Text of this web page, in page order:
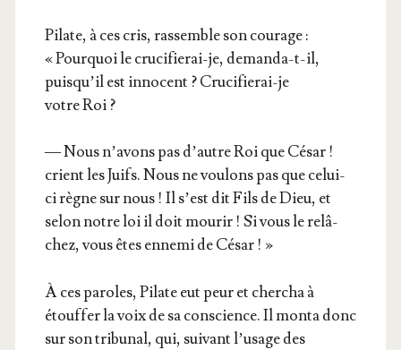
Pilate, à ces cris, ras­semble son cou­rage :
« Pour­quoi le cru­ci­fie­rai-je, deman­da-t-il,
puisqu’il est inno­cent ? Cru­ci­fie­rai-je
votre Roi ?
— Nous n’avons pas d’autre Roi que César !
crient les Juifs. Nous ne vou­lons pas que celui-
ci règne sur nous ! Il s’est dit Fils de Dieu, et
selon notre loi il doit mou­rir ! Si vous le relâ­
chez, vous êtes enne­mi de César ! »
À ces paroles, Pilate eut peur et cher­cha à
étouf­fer la voix de sa conscience. Il mon­ta donc
sur son tri­bu­nal, qui, sui­vant l’usage des